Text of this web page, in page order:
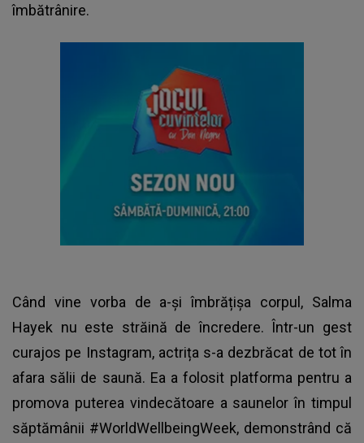
îmbătrânire.
Când vine vorba de a-și îmbrățișa corpul, Salma
Hayek nu este străină de încredere. Într-un gest
curajos pe Instagram, actrița s-a dezbrăcat de tot în
afara sălii de saună. Ea a folosit platforma pentru a
promova puterea vindecătoare a saunelor în timpul
săptămânii #WorldWellbeingWeek, demonstrând că